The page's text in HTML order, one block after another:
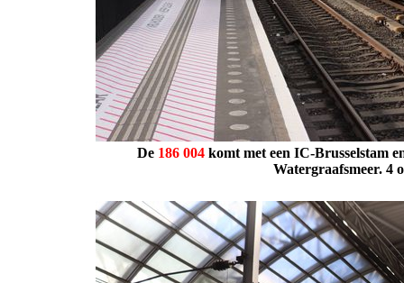
De 186 004komt met een IC-Brusselstam
Watergraafsmeer. 4